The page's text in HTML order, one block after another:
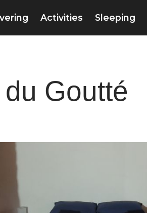
Activities Sleeping
Goutté